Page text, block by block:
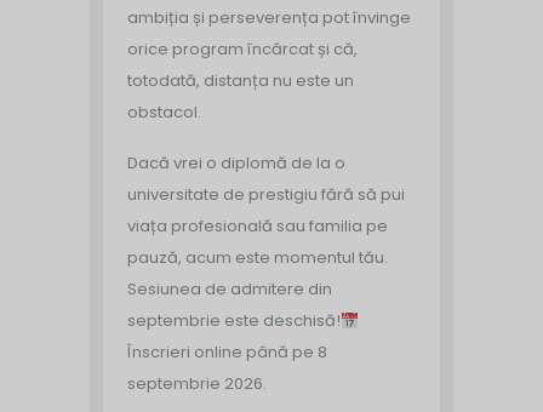
ambiția și perseverența pot învinge
orice program încărcat și că,
totodată, distanța nu este un
obstacol.
Dacă vrei o diplomă de la o
universitate de prestigiu fără să pui
viața profesională sau familia pe
pauză, acum este momentul tău.
Sesiunea de admitere din
septembrie este deschisă!
Înscrieri online până pe 8
septembrie 2026.